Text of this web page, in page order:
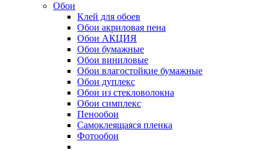
Обои
Клей для обоев
Обои акриловая пена
Обои АКЦИЯ
Обои бумажные
Обои виниловые
Обои влагостойкие бумажные
Обои дуплекс
Обои из стекловолокна
Обои симплекс
Пенообои
Самоклеящаяся пленка
Фотообои